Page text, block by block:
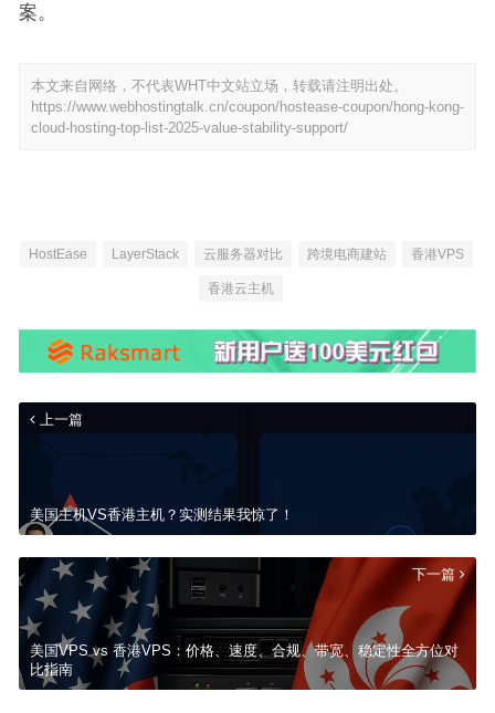
案。
本文来自网络，不代表WHT中文站立场，转载请注明出处。
https://www.webhostingtalk.cn/coupon/hostease-coupon/hong-kong-
cloud-hosting-top-list-2025-value-stability-support/
HostEase LayerStack 云服务器对比 跨境电商建站 香港VPS
香港云主机
上一篇
美国主机VS香港主机？实测结果我惊了！
下一篇
美国VPS vs 香港VPS：价格、速度、合规、带宽、稳定性全方位对
比指南